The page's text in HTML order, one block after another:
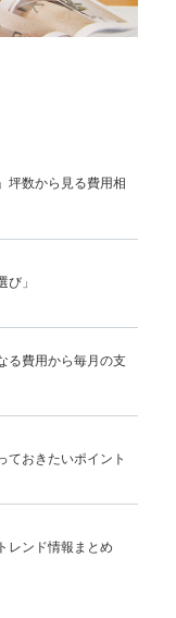
坪数から見る費用相
」
る費用から毎月の支
ておきたいポイント
レンド情報まとめ